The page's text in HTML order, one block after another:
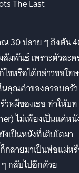
30 ปลาย ๆ ถึงต้น
มพันธ์ เพราะตัวละค
ขหรือได้กล่าวขอโทษ
นคุณค่าของครอบครัว
หมีของเธอ ทำให้บท
ไม่เพียงเป็นแค่หนั
เป็นหนังที่เติบโตมา
กลายมาเป็นพ่อแม่ห
กลับไปอีกด้วย